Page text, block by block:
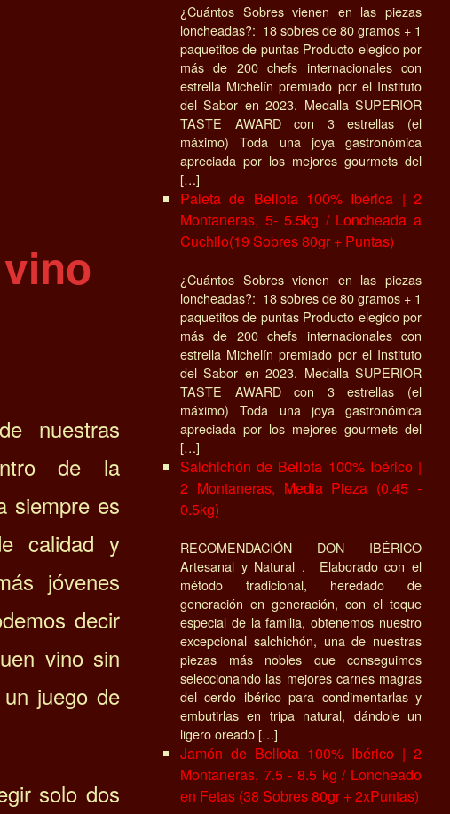
nuestras
de la
siempre es
calidad y
jóvenes
decir
vino sin
juego de
solo dos
¿Cuántos Sobres vienen en las piezas
loncheadas?: 18 sobres de 80 gramos + 1
paquetitos de puntas Producto elegido por
más de 200 chefs internacionales con
estrella Michelín premiado por el Instituto
del Sabor en 2023. Medalla SUPERIOR
TASTE AWARD con 3 estrellas (el
máximo) Toda una joya gastronómica
apreciada por los mejores gourmets del
[…]
Paleta de Bellota 100% Ibérica | 2
Montaneras, 5- 5.5kg / Loncheada a
Cuchilo(19 Sobres 80gr + Puntas)
¿Cuántos Sobres vienen en las piezas
loncheadas?: 18 sobres de 80 gramos + 1
paquetitos de puntas Producto elegido por
más de 200 chefs internacionales con
estrella Michelín premiado por el Instituto
del Sabor en 2023. Medalla SUPERIOR
TASTE AWARD con 3 estrellas (el
máximo) Toda una joya gastronómica
apreciada por los mejores gourmets del
[…]
Salchichón de Bellota 100% Ibérico |
2 Montaneras, Media Pieza (0.45 -
0.5kg)
RECOMENDACIÓN DON IBÉRICO
Artesanal y Natural , Elaborado con el
método tradicional, heredado de
generación en generación, con el toque
especial de la familia, obtenemos nuestro
excepcional salchichón, una de nuestras
piezas más nobles que conseguimos
seleccionando las mejores carnes magras
del cerdo ibérico para condimentarlas y
embutirlas en tripa natural, dándole un
ligero oreado […]
Jamón de Bellota 100% Ibérico | 2
Montaneras, 7.5 - 8.5 kg / Loncheado
en Fetas (38 Sobres 80gr + 2xPuntas)